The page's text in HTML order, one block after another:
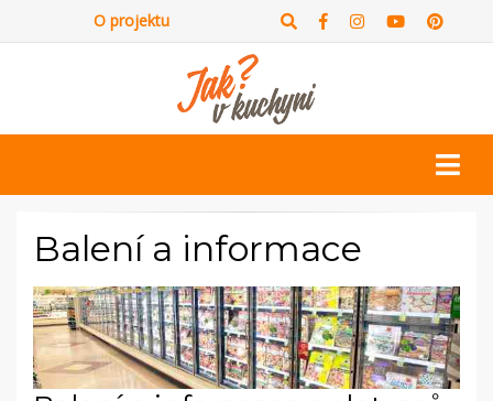
O projektu
Balení a informace